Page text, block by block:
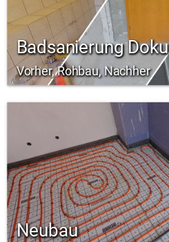
Badsanierung Doku
Vorher, Rohbau, Nachher
Neubau